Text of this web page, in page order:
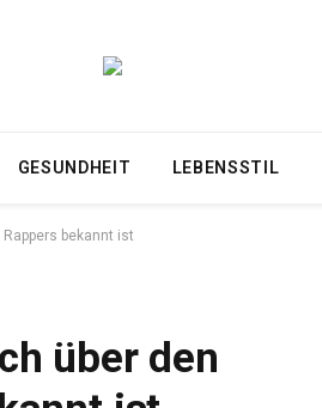
GESUNDHEIT LEBENSSTIL
bekannt ist
über den